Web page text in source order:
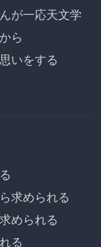
が一応天文学
ら
いをする
求められる
められる
る